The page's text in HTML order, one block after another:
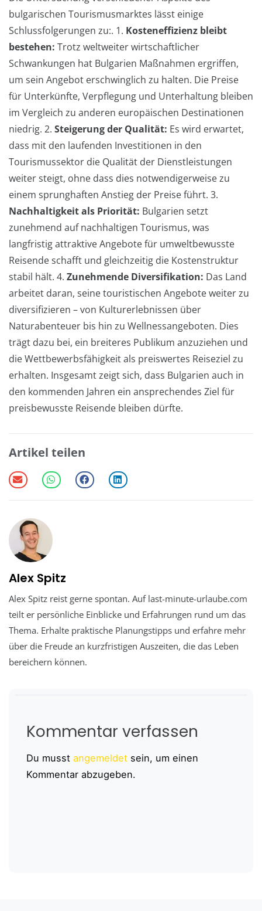
bulgarischen Tourismusmarktes lässt einige
Schlussfolgerungen zu:. 1. Kosteneffizienz bleibt
bestehen: Trotz weltweiter wirtschaftlicher
Schwankungen hat Bulgarien Maßnahmen ergriffen,
um sein Angebot erschwinglich zu halten. Die Preise
für Unterkünfte, Verpflegung und Unterhaltung bleiben
im Vergleich zu anderen europäischen Destinationen
niedrig. 2. Steigerung der Qualität: Es wird erwartet,
dass mit den laufenden Investitionen in den
Tourismussektor die Qualität der Dienstleistungen
weiter steigt, ohne dass dies notwendigerweise zu
einem sprunghaften Anstieg der Preise führt. 3.
Nachhaltigkeit als Priorität: Bulgarien setzt
zunehmend auf nachhaltigen Tourismus, was
langfristig attraktive Angebote für umweltbewusste
Reisende schafft und gleichzeitig die Kostenstruktur
stabil hält. 4. Zunehmende Diversifikation: Das Land
arbeitet daran, seine touristischen Angebote weiter zu
diversifizieren – von Kulturerlebnissen über
Naturabenteuer bis hin zu Wellnessangeboten. Dies
trägt dazu bei, ein breiteres Publikum anzuziehen und
die Wettbewerbsfähigkeit als preiswertes Reiseziel zu
erhalten. Insgesamt zeigt sich, dass Bulgarien auch in
den kommenden Jahren ein ansprechendes Ziel für
preisbewusste Reisende bleiben dürfte.
Artikel teilen
Alex Spitz
Alex Spitz reist gerne spontan. Auf last-minute-urlaube.com
teilt er persönliche Einblicke und Erfahrungen rund um das
Thema. Erhalte praktische Planungstipps und erfahre mehr
über die Freude an kurzfristigen Auszeiten, die das Leben
bereichern können.
Kommentar verfassen
Du musst angemeldet sein, um einen
Kommentar abzugeben.